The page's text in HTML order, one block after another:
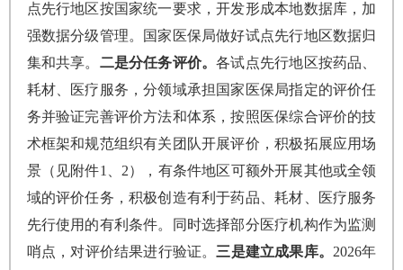
点先行地区按国家统一要求，开发形成本地数据库，加
强数据分级管理。国家医保局做好试点先行地区数据归
集和共享。 二是分任务评价。各试点先行地区按药品、
耗材、医疗服务，分领域承担国家医保局指定的评价任
务并验证完善评价方法和体系，按照医保综合评价的技
术框架和规范组织有关团队开展评价，积极拓展应用场
景（见附件1、2），有条件地区可额外开展其他或全领
域的评价任务，积极创造有利于药品、耗材、医疗服务
先行使用的有利条件。同时选择部分医疗机构作为监测
哨点，对评价结果进行验证。 三是建立成果库。 2026年